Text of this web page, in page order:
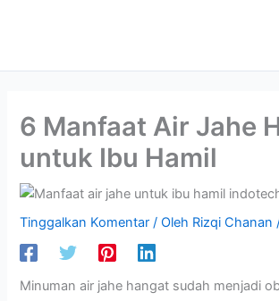
6 Manfaat Air Jahe
untuk Ibu Hamil
Tinggalkan Komentar / Oleh Rizqi Chanan
Minuman air jahe hangat sudah menjadi